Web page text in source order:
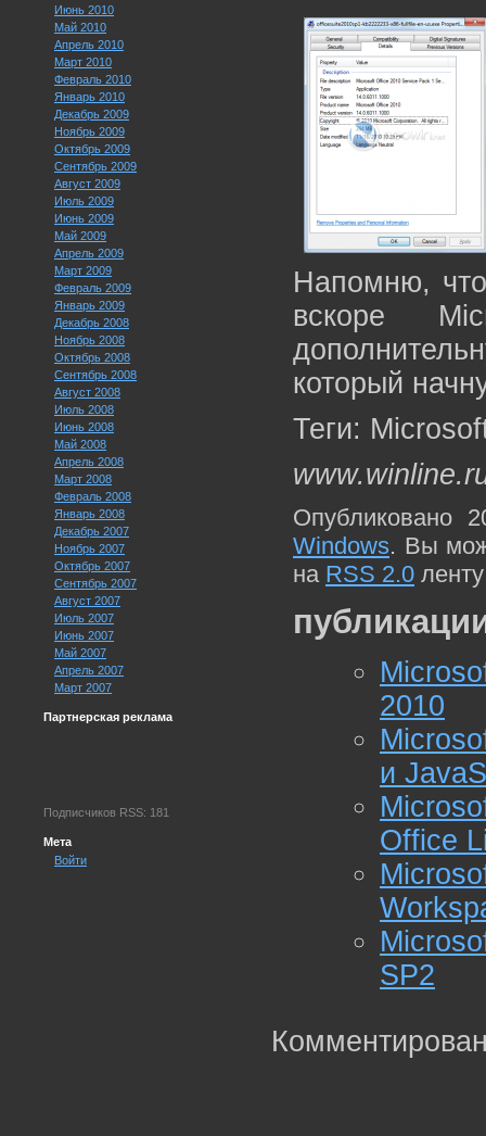
Июнь 2010
Май 2010
Апрель 2010
Март 2010
Февраль 2010
Январь 2010
Декабрь 2009
Ноябрь 2009
Октябрь 2009
Сентябрь 2009
Август 2009
Июль 2009
Июнь 2009
Май 2009
Апрель 2009
Март 2009
Февраль 2009
Январь 2009
Декабрь 2008
Ноябрь 2008
Октябрь 2008
Сентябрь 2008
Август 2008
Июль 2008
Июнь 2008
Май 2008
Апрель 2008
Март 2008
Февраль 2008
Январь 2008
Декабрь 2007
Ноябрь 2007
Октябрь 2007
Сентябрь 2007
Август 2007
Июль 2007
Июнь 2007
Май 2007
Апрель 2007
Март 2007
Партнерская реклама
Подписчиков RSS: 181
Мета
Войти
Напомню,
вскоре
который
Теги:
Опубликовано
Windows. Вы
на RSS 2.0
2010
и
Office
SP2